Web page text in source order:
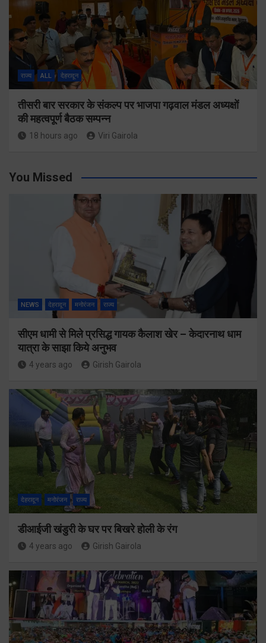
राज्य ALL देहरादून
तीसरी बार सरकार के संकल्प पर भाजपा गढ़वाल मंडल अध्यक्षों
की महत्वपूर्ण बैठक सम्पन्न
18 hours ago Viri Gairola
You Missed
NEWS देहरादून मनोरंजन राज्य
सीएम धामी से मिले प्रसिद्ध गायक कैलाश खेर – केदारनाथ धाम
यात्रा के साझा किये अनुभव
4 years ago Girish Gairola
देहरादून मनोरंजन राज्य
डीआईजी खंडुरी के घर पर बिखरे होली के रंग
4 years ago Girish Gairola